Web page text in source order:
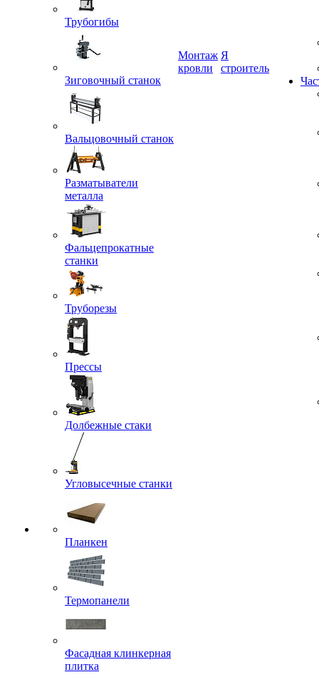
Трубогибы
Зиговочный станок
Вальцовочный станок
Разматыватели
металла
Фальцепрокатные
станки
Труборезы
Прессы
Долбежные стаки
Угловысечные станки
Планкен
Термопанели
Фасадная клинкерная
плитка
Монтаж
Я